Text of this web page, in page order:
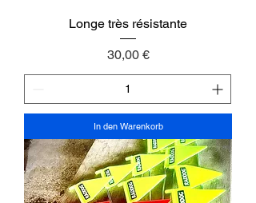
Longe très résistante
Preis
30,00 €
In den Warenkorb